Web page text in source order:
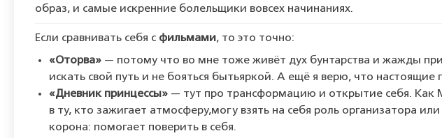
образ, и самые искренние болельщики вовсех начинаниях.
Если сравнивать себя с фильмами, то это точно:
«Оторва» — потому что во мне тоже живёт дух бунтарства и жажды
искать свой путь и не бояться бытьяркой. А ещё я верю, что настоящие
«Дневникпринцессы» — тут про трансформацию и открытие себя. Как
в ту, кто зажигает атмосферу,могу взять на себя роль организатора или
корона: помогает поверить в себя.